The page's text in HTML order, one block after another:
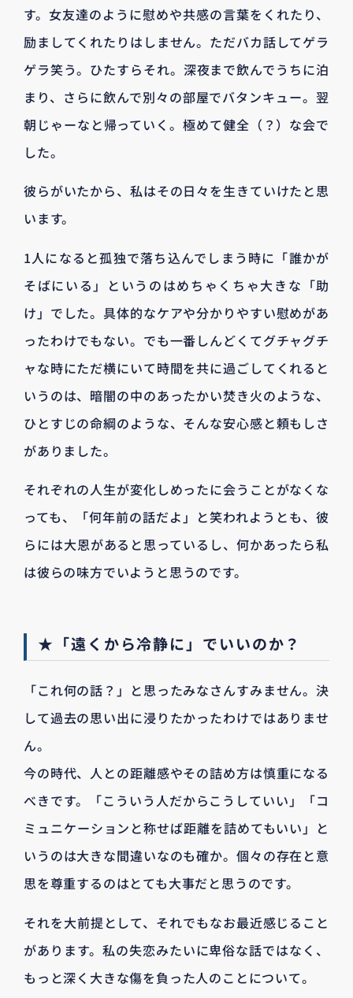
す。女友達のように慰めや共感の言葉をくれたり、
励ましてくれたりはしません。ただバカ話してゲラ
ゲラ笑う。ひたすらそれ。深夜まで飲んでうちに泊
まり、さらに飲んで別々の部屋でバタンキュー。翌
朝じゃーなと帰っていく。極めて健全（？）な会で
した。
彼らがいたから、私はその日々を生きていけたと思
います。
1人になると孤独で落ち込んでしまう時に「誰かが
そばにいる」というのはめちゃくちゃ大きな「助
け」でした。具体的なケアや分かりやすい慰めがあ
ったわけでもない。でも一番しんどくてグチャグチ
ャな時にただ横にいて時間を共に過ごしてくれると
いうのは、暗闇の中のあったかい焚き火のような、
ひとすじの命綱のような、そんな安心感と頼もしさ
がありました。
それぞれの人生が変化しめったに会うことがなくな
っても、「何年前の話だよ」と笑われようとも、彼
らには大恩があると思っているし、何かあったら私
は彼らの味方でいようと思うのです。
★「遠くから冷静に」でいいのか？
「これ何の話？」と思ったみなさんすみません。決
して過去の思い出に浸りたかったわけではありませ
ん。
今の時代、人との距離感やその詰め方は慎重になる
べきです。「こういう人だからこうしていい」「コ
ミュニケーションと称せば距離を詰めてもいい」と
いうのは大きな間違いなのも確か。個々の存在と意
思を尊重するのはとても大事だと思うのです。
それを大前提として、それでもなお最近感じること
があります。私の失恋みたいに卑俗な話ではなく、
もっと深く大きな傷を負った人のことについて。